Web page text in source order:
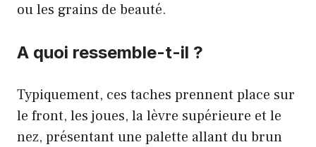
ou les grains de beauté.
A quoi ressemble-t-il ?
Typiquement, ces taches prennent place sur
le front, les joues, la lèvre supérieure et le
nez, présentant une palette allant du brun